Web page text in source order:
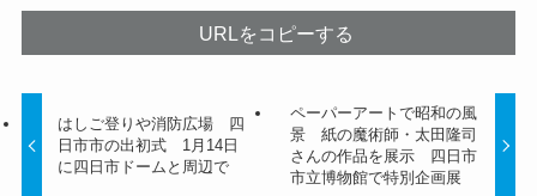
URLをコピーする
はしご登りや消防広場 四
日市市の出初式 1月14日
に四日市ドームと周辺で
ペーパーアートで昭和の風
景 紙の魔術師・太田隆司
さんの作品を展示 四日市
市立博物館で特別企画展